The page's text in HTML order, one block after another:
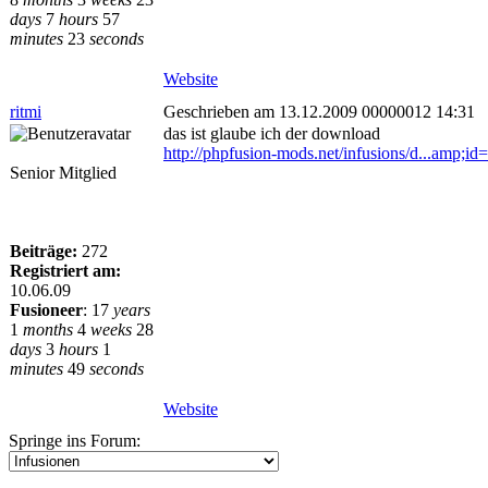
days 7 hours 57
minutes 23 seconds
Website
ritmi
Geschrieben am 13.12.2009 00000012 14:31
Senior Mitglied
Beiträge: 272
Registriert am:
10.06.09
Fusioneer: 17 years
1 months 4 weeks 28
days 3 hours 1
minutes 49 seconds
das ist glaube ich der download
http://phpfusion-mods.net/infusions/
Website
Springe ins Forum: